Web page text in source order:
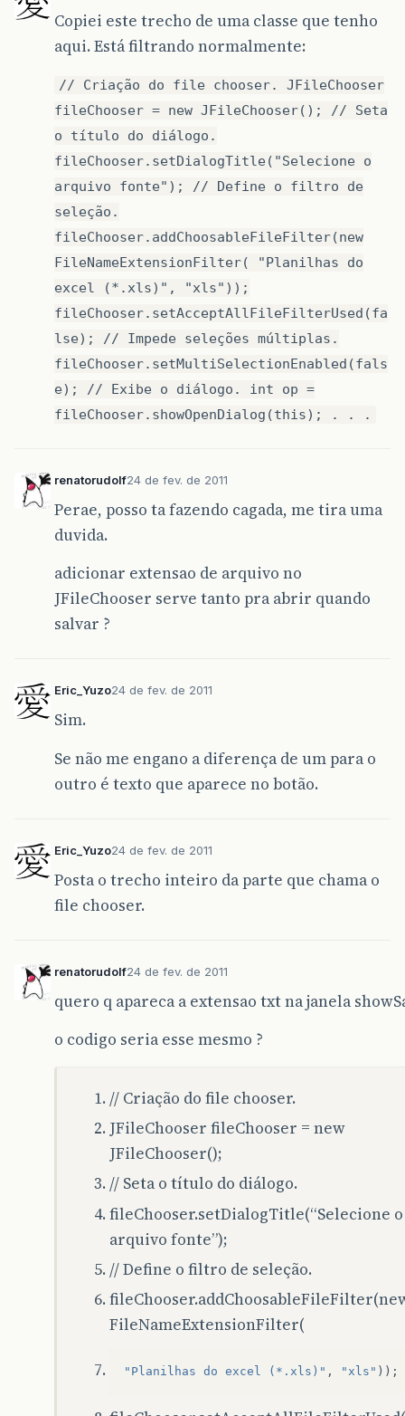
Copiei este trecho de uma classe que tenho
aqui. Está filtrando normalmente:
// Criação do file chooser. JFileChooser
fileChooser = new JFileChooser(); // Seta
o título do diálogo.
fileChooser.setDialogTitle("Selecione o
arquivo fonte"); // Define o filtro de
seleção.
fileChooser.addChoosableFileFilter(new
FileNameExtensionFilter( "Planilhas do
excel (*.xls)", "xls"));
fileChooser.setAcceptAllFileFilterUsed(fa
lse); // Impede seleções múltiplas.
fileChooser.setMultiSelectionEnabled(fals
e); // Exibe o diálogo. int op =
fileChooser.showOpenDialog(this); . . .
renatorudolf24 de fev. de 2011
Perae, posso ta fazendo cagada, me tira uma
duvida.
adicionar extensao de arquivo no
JFileChooser serve tanto pra abrir quando
salvar ?
Eric_Yuzo24 de fev. de 2011
Sim.
Se não me engano a diferença de um para o
outro é texto que aparece no botão.
Eric_Yuzo24 de fev. de 2011
Posta o trecho inteiro da parte que chama o
file chooser.
renatorudolf24 de fev. de 2011
quero q apareca a extensao txt na janela
o codigo seria esse mesmo ?
// Criação do file chooser.
JFileChooser fileChooser = new
JFileChooser();
// Seta o título do diálogo.
fileChooser.setDialogTitle(“Selecione o
arquivo fonte”);
// Define o filtro de seleção.
FileNameExtensionFilter(
"Planilhas do excel (*.xls)" , "xls" ));